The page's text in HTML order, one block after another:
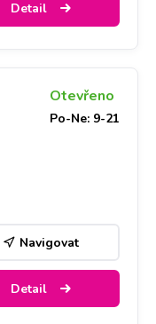
Detail
Otevřeno
Po-Ne: 9-21
Navigovat
Detail